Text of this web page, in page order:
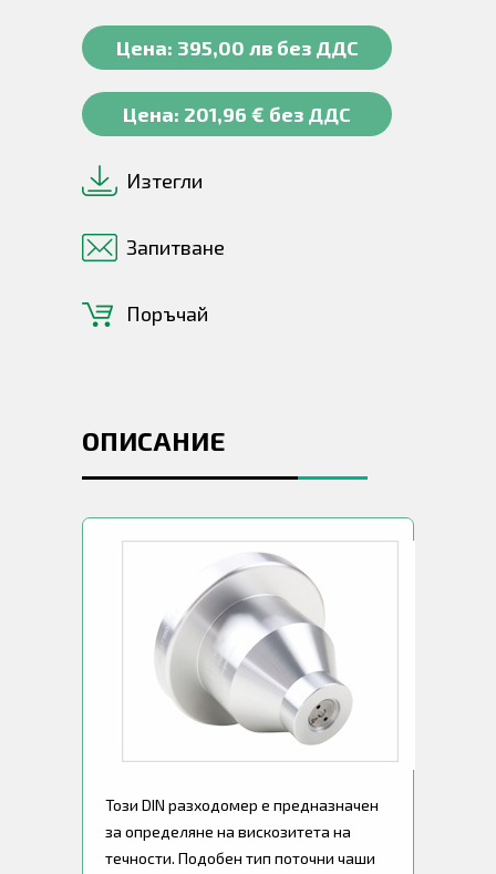
Цена: 395,00 лв без ДДС
Цена: 201,96 € без ДДС
Изтегли
Запитване
Поръчай
ОПИСАНИЕ
Този DIN разходомер е предназначен
за определяне на вискозитета на
течности. Подобен тип поточни чаши